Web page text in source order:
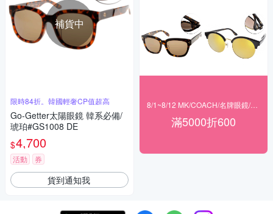
補貨中
限時84折。韓國輕奢CP值超高
Go-Getter太陽眼鏡 韓系必備/
琥珀#GS1008 DE
$4,700
活動 券
貨到通知我
8/1~8/12 MK/COACH/名牌眼鏡/agnes b 滿$5000現折600
滿5000折600